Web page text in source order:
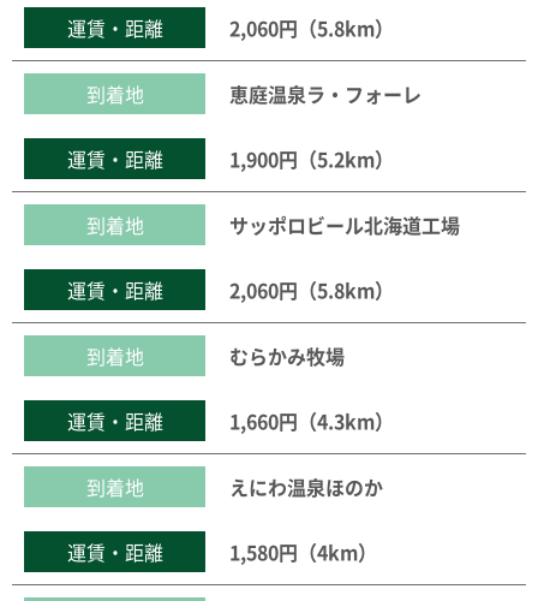
運賃・距離 2,060円（5.8km）
到着地 恵庭温泉ラ・フォーレ
運賃・距離 1,900円（5.2km）
到着地 サッポロビール北海道工場
運賃・距離 2,060円（5.8km）
到着地 むらかみ牧場
運賃・距離 1,660円（4.3km）
到着地 えにわ温泉ほのか
運賃・距離 1,580円（4km）